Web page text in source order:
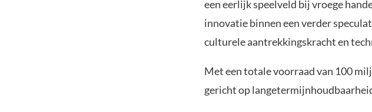
een eerlijk speelveld bij vroege
innovatie binnen een verder
culturele aantrekkingskracht en
Met een totale voorraad van 100
gericht op